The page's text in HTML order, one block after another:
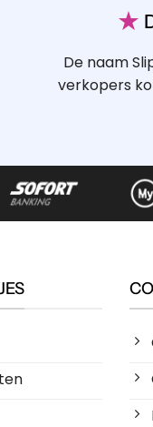
★
De naam
verkopers